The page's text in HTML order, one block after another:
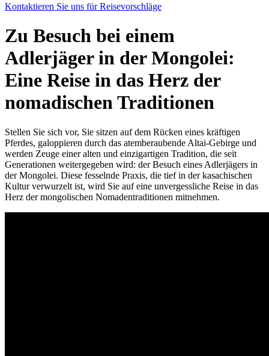
Kontaktieren Sie uns für Reisevorschläge
Zu Besuch bei einem
Adlerjäger in der Mongolei:
Eine Reise in das Herz der
nomadischen Traditionen
Stellen Sie sich vor, Sie sitzen auf dem Rücken eines kräftigen
Pferdes, galoppieren durch das atemberaubende Altai-Gebirge und
werden Zeuge einer alten und einzigartigen Tradition, die seit
Generationen weitergegeben wird: der Besuch eines Adlerjägers in
der Mongolei. Diese fesselnde Praxis, die tief in der kasachischen
Kultur verwurzelt ist, wird Sie auf eine unvergessliche Reise in das
Herz der mongolischen Nomadentraditionen mitnehmen.